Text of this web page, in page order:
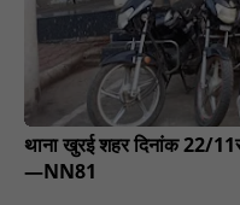
थाना खुरई शहर दिनांक 22/
—NN81